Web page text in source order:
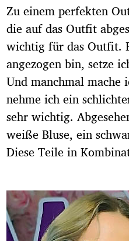
Zu einem perfekten
die auf das Outfit
wichtig für das Outfit.
angezogen bin, setze
Und manchmal mache
nehme ich ein
sehr wichtig.
weiße Bluse, ein
Diese Teile in